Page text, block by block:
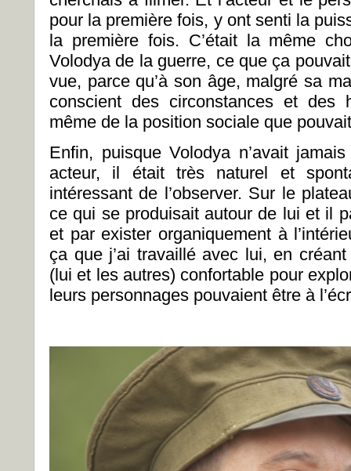
pour la première fois, y ont senti la
la première fois. C’était la même
Volodya de la guerre, ce que ça
vue, parce qu’à son âge, malgré sa
conscient des circonstances et des
même de la position sociale que
Enfin, puisque Volodya n’avait
acteur, il était très naturel et
intéressant de l’observer. Sur le
ce qui se produisait autour de lui et il
et par exister organiquement à
ça que j’ai travaillé avec lui, en
(lui et les autres) confortable pour
leurs personnages pouvaient être à